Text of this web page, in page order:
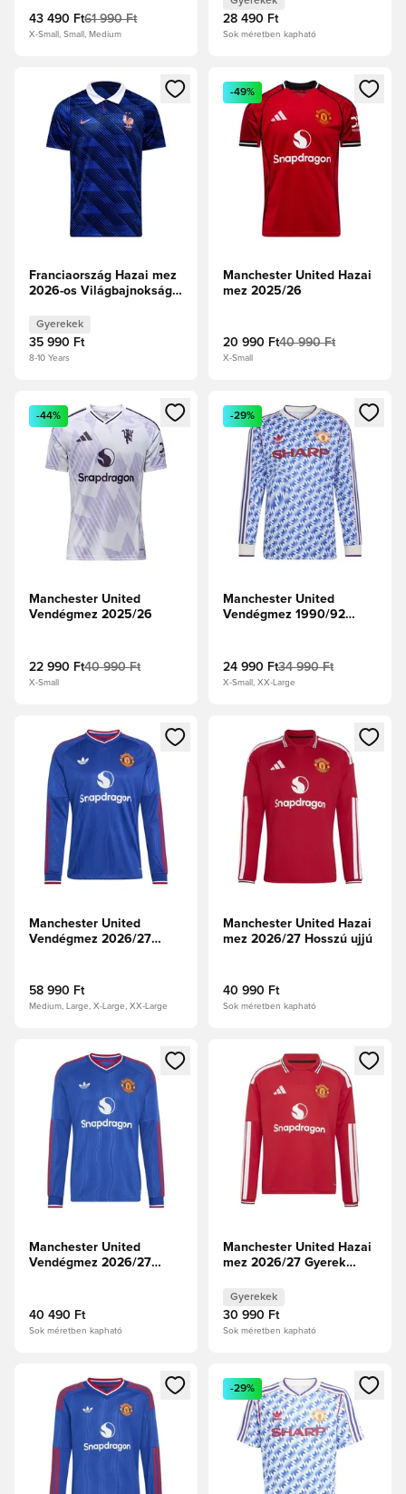
43 490 Ft61 990 Ft
X-Small, Small, Medium
28 490 Ft
Sok méretben kapható
Megnyit egy modált a bejelentkezéshez vagy a tagként
Franciaország Hazai mez
2026-os Világbajnokság
Gyerekek
35 990 Ft
8-10 Years
Megnyit egy modált a
-49%
Manchester United Hazai
mez 2025/26
20 990 Ft40 990 Ft
X-Small
Megnyit egy modált a bejelentkezéshez vagy a tagként
-44%
Manchester United
Vendégmez 2025/26
22 990 Ft40 990 Ft
X-Small
Megnyit egy modált a
-29%
Manchester United
Vendégmez 1990/92
24 990 Ft34 990 Ft
X-Small, XX-Large
Megnyit egy modált a bejelentkezéshez vagy a tagként
Manchester United
Vendégmez 2026/27
58 990 Ft
Medium, Large, X-Large, XX-Large
Megnyit egy modált a
Manchester United Hazai
mez 2026/27 Hosszú ujjú
40 990 Ft
Sok méretben kapható
Megnyit egy modált a bejelentkezéshez vagy a tagként
Manchester United
Vendégmez 2026/27
40 490 Ft
Sok méretben kapható
Megnyit egy modált a
Manchester United Hazai
mez 2026/27 Gyerek
Gyerekek
30 990 Ft
Sok méretben kapható
Megnyit egy modált a bejelentkezéshez vagy a tagként
Megnyit egy modált a
-29%